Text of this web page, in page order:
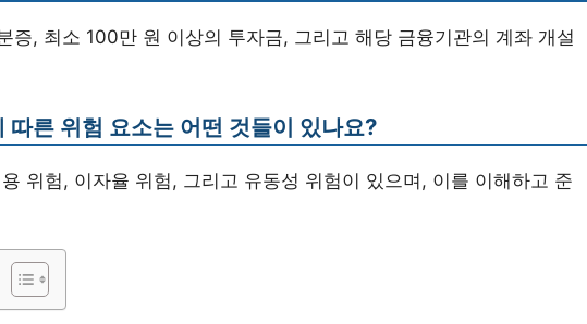
증, 최소 100만 원 이상의 투자금, 그리고 해당 금융기관의 계좌 개설
따른 위험 요소는 어떤 것들이 있나요?
위험, 이자율 위험, 그리고 유동성 위험이 있으며, 이를 이해하고 준